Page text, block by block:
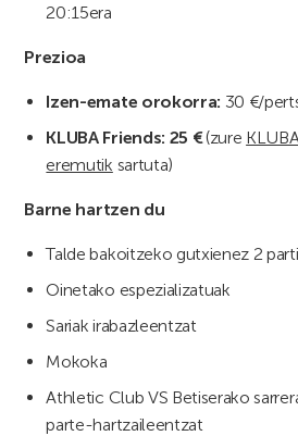
20:15era
Prezioa
Izen-emate orokorra: 30 €/
KLUBA Friends: 25 €(zure
eremutik sartuta)
Barne hartzen du
Talde bakoitzeko gutxienez 2
Oinetako espezializatuak
Sariak irabazleentzat
Mokoka
Athletic Club VS Betiserako
parte-hartzaileentzat